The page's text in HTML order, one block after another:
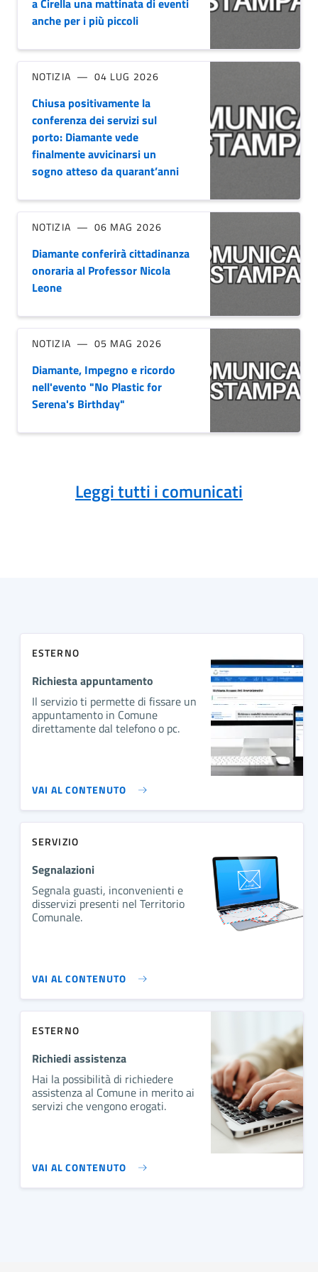
a Cirella una mattinata di eventi
anche per i più piccoli
NOTIZIA 04 LUG 2026
Chiusa positivamente la
conferenza dei servizi sul
porto: Diamante vede
finalmente avvicinarsi un
sogno atteso da quarant’anni
NOTIZIA 06 MAG 2026
Diamante conferirà cittadinanza
onoraria al Professor Nicola
Leone
NOTIZIA 05 MAG 2026
Diamante, Impegno e ricordo
nell'evento "No Plastic for
Serena's Birthday"
Leggi tutti i comunicati
ESTERNO
Richiesta appuntamento
Il servizio ti permette di fissare un
appuntamento in Comune
direttamente dal telefono o pc.
VAI AL CONTENUTO
SERVIZIO
Segnalazioni
Segnala guasti, inconvenienti e
disservizi presenti nel Territorio
Comunale.
VAI AL CONTENUTO
ESTERNO
Richiedi assistenza
Hai la possibilità di richiedere
assistenza al Comune in merito ai
servizi che vengono erogati.
VAI AL CONTENUTO